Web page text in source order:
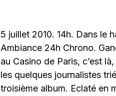
5 juillet 2010. 14h. Dans le
Ambiance 24h Chrono.
au Casino de Paris, c’est
les quelques journalistes
troisième album. Eclaté en